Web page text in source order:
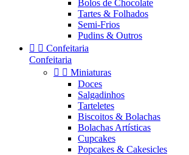
Bolos de Chocolate
Tartes & Folhados
Semi-Frios
Pudins & Outros
  Confeitaria
Confeitaria
  Miniaturas
Doces
Salgadinhos
Tarteletes
Biscoitos & Bolachas
Bolachas Artísticas
Cupcakes
Popcakes & Cakesicles